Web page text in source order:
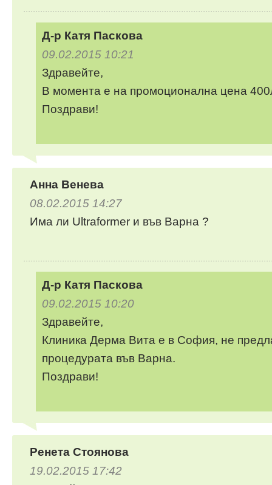
Д-р Катя Паскова
09.02.2015 10:21
Здравейте,
В момента е на промоционална цена
Поздрави!
Анна Венева
08.02.2015 14:27
Има ли Ultraformer и във Варна ?
Д-р Катя Паскова
09.02.2015 10:20
Здравейте,
Клиника Дерма Вита е в София, не
процедурата във Варна.
Поздрави!
Ренета Стоянова
19.02.2015 17:42